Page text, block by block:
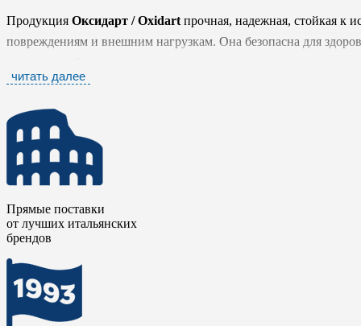
Продукция Оксидарт / Oxidart прочная, надежная, стойкая к
повреждениям и внешним нагрузкам. Она безопасна для
своей красотой и отменными свойствами.
читать далее
Прямые поставки
от лучших итальянских
брендов